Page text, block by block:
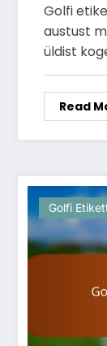
Golfi
austust
üldist
Read
Golfi